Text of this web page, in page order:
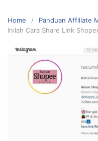
Home
Panduan Affiliate
Inilah Cara Share Link